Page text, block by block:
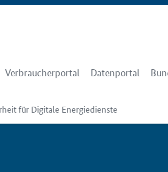
Verbraucherportal Datenportal
für Digitale Energiedienste